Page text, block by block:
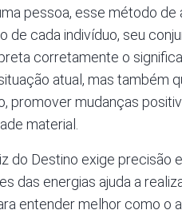
pessoa, esse método
cada indivíduo, seu
corretamente o
atual, mas também
promover mudanças
material.
do Destino exige precisão
energias ajuda a
entender melhor como o